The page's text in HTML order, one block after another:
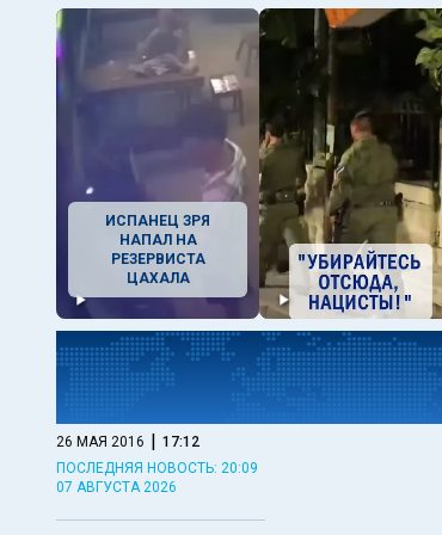
ИСПАНЕЦ ЗРЯ
НАПАЛ НА
РЕЗЕРВИСТА
ЦАХАЛА
26 МАЯ 2016 | 17:12
ПОСЛЕДНЯЯ НОВОСТЬ: 20:09
07 АВГУСТА 2026